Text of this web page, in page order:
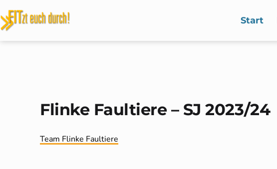
Zum
Inhalt
springen
FITzt
Start
Flinke Faultiere – SJ 2023/24
Kategorisiert
Team Flinke Faultiere